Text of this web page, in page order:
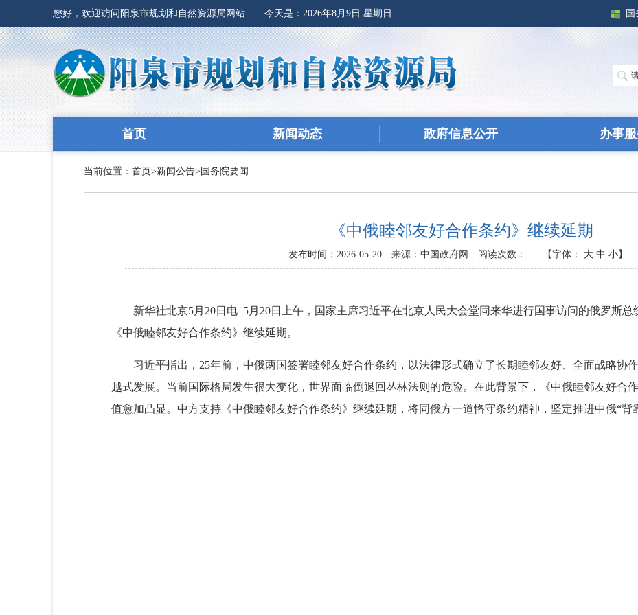
您好，欢迎访问阳泉市规划和自然资源局网站 今天是： 2026年8月9日 星期日
首页 新闻动态 政府信息公开 办事
当前位置： 首页>新闻公告> 国务院要闻
《中俄睦邻友好合作条约》继续延期
发布时间：2026-05-20 来源：中国政府网 阅读次数： 【字体： 大 中 小】
新华社北京5月20日电 5月20日上午，国家主席习近平在北京人民大会堂同来华进行国事访问的俄罗斯
《中俄睦邻友好合作条约》继续延期。
习近平指出，25年前，中俄两国签署睦邻友好合作条约，以法律形式确立了长期睦邻友好、全面战略协
越式发展。当前国际格局发生很大变化，世界面临倒退回丛林法则的危险。在此背景下，《中俄睦邻友好合
值愈加凸显。中方支持《中俄睦邻友好合作条约》继续延期，将同俄方一道恪守条约精神，坚定推进中俄“背